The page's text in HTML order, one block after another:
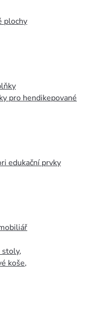
plochy
pro hendikepované
edukační prvky
stoly,
koše,